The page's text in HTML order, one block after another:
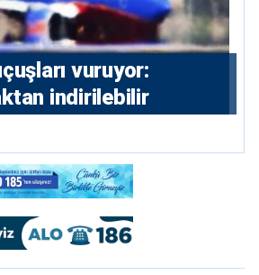
vuruyor:
indirilebilir